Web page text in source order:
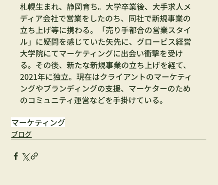
札幌生まれ、静岡育ち。大学卒業後、大手求人メ
ディア会社で営業をしたのち、同社で新規事業の
立ち上げ等に携わる。「売り手都合の営業スタイ
ル」に疑問を感じていた矢先に、グロービス経営
大学院にてマーケティングに出会い衝撃を受け
る。その後、新たな新規事業の立ち上げを経て、
2021年に独立。現在はクライアントのマーケティ
ングやブランディングの支援、マーケターのため
のコミュニティ運営などを手掛けている。
マーケティング
ブログ